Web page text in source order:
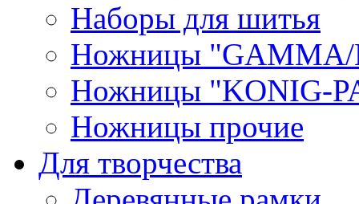
Наборы для шитья
Ножницы "GAMMA/
Ножницы "KONIG-
Ножницы прочие
Для творчества